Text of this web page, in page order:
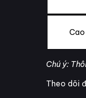
Cao
Chú ý:
Theo dõi